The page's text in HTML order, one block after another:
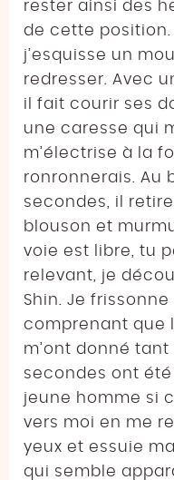
rester ainsi des
de cette position.
j’esquisse un
redresser. Avec
il fait courir ses
une caresse qui
m’électrise à la
ronronnerais. Au
secondes, il
blouson et
voie est libre, tu
relevant, je
Shin. Je
comprenant que
m’ont donné
secondes ont
jeune homme si
vers moi en me
yeux et essuie
qui semble